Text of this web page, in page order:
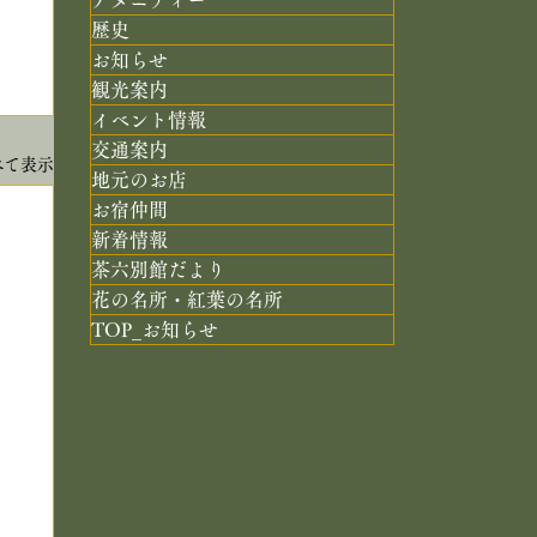
表示
歴史
お知らせ
観光案内
イベント情報
交通案内
地元のお店
お宿仲間
新着情報
茶六別館だより
花の名所・紅葉の名所
TOP_お知らせ